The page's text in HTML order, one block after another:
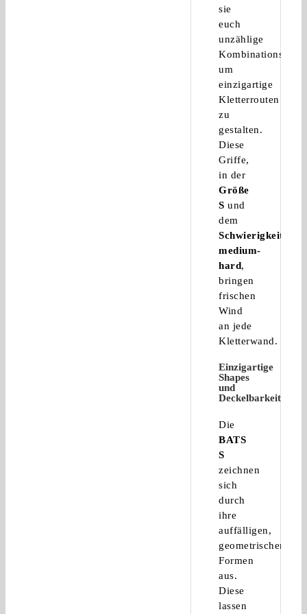
sie
euch
unzählige
um
einzigartige
Kletterrouten
zu
gestalten.
Diese
Griffe,
in der
Größe
S und
dem
medium-
hard,
bringen
frischen
Wind
an jede
Kletterwand.
Einzigartige
Shapes
und
Deckelbarkeit
Die
BATS
S
zeichnen
sich
durch
ihre
auffälligen,
geometrischen
Formen
aus.
Diese
lassen